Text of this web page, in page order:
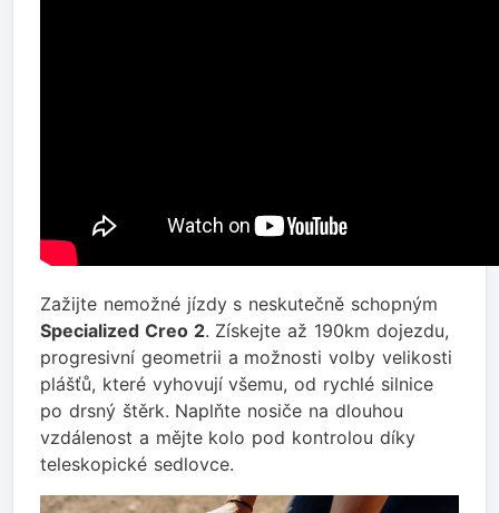
Zažijte nemožné jízdy s neskutečně schopným
Specialized Creo 2. Získejte až 190km dojezdu,
progresivní geometrii a možnosti volby velikosti
plášťů, které vyhovují všemu, od rychlé silnice
po drsný štěrk. Naplňte nosiče na dlouhou
vzdálenost a mějte kolo pod kontrolou díky
teleskopické sedlovce.